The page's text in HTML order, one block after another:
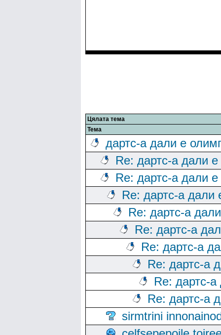
Цялата тема
Тема
дартс-а дали е
Re: дартс-а дали
Re: дартс-а дали
Re: дартс-а дали
Re: дартс-а
Re: дартс-а
Re: дартс-а
Re: дартс-а
Re: дартс-
Re: дартс-а
sirmtrini